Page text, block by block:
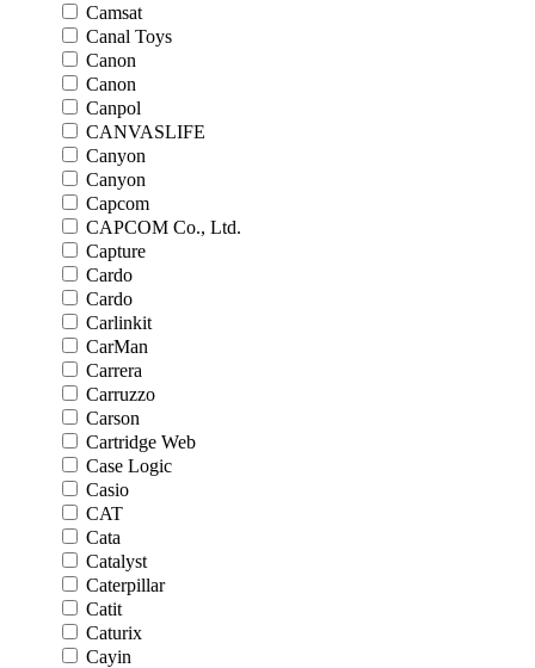
Camsat
Canal Toys
Canon
Canon
Canpol
CANVASLIFE
Canyon
Canyon
Capcom
CAPCOM Co., Ltd.
Capture
Cardo
Cardo
Carlinkit
CarMan
Carrera
Carruzzo
Carson
Cartridge Web
Case Logic
Casio
CAT
Cata
Catalyst
Caterpillar
Catit
Caturix
Cayin